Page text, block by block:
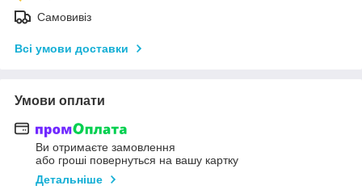
Самовивіз
Всі умови доставки
Умови оплати
Ви отримаєте замовлення
або гроші повернуться на вашу картку
Детальніше